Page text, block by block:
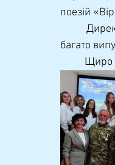
поезій
багато
Щиро